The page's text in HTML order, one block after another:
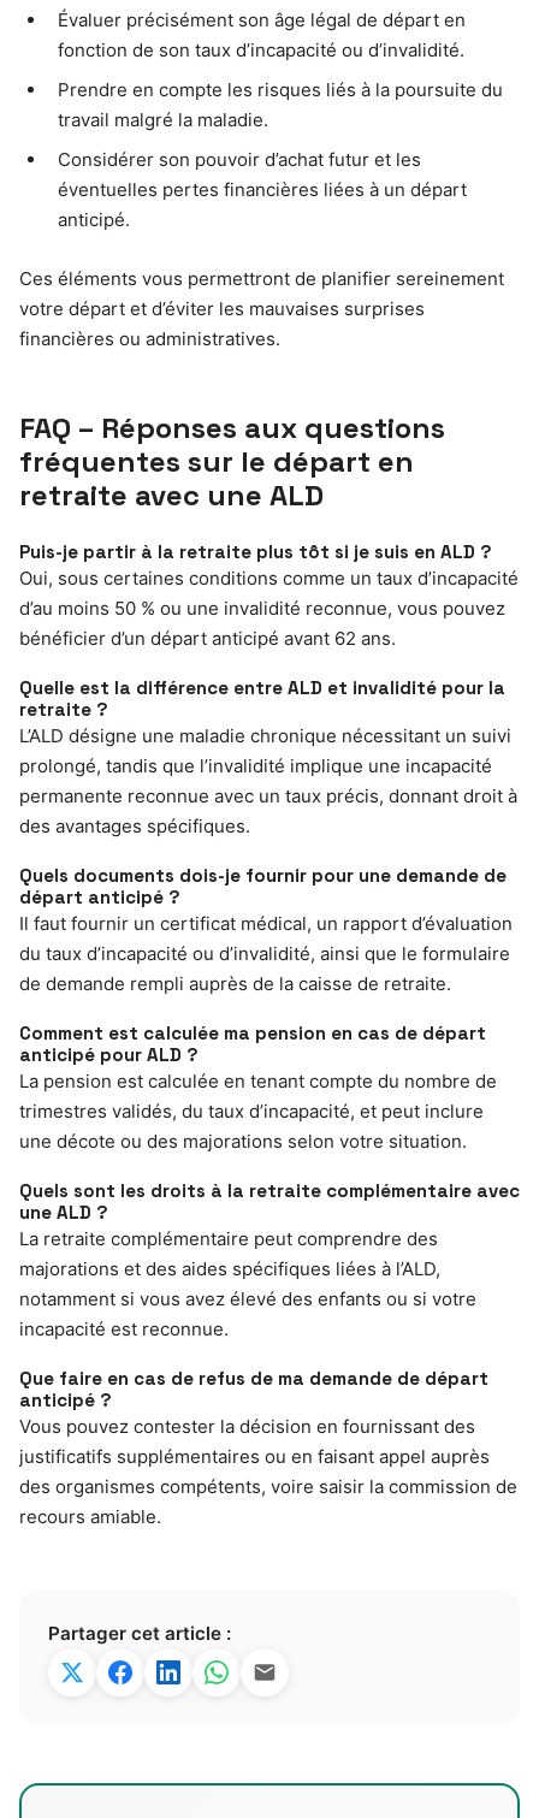
Évaluer précisément son âge légal de départ en
fonction de son taux d’incapacité ou d’invalidité.
Prendre en compte les risques liés à la poursuite du
travail malgré la maladie.
Considérer son pouvoir d’achat futur et les
éventuelles pertes financières liées à un départ
anticipé.
Ces éléments vous permettront de planifier sereinement
votre départ et d’éviter les mauvaises surprises
financières ou administratives.
FAQ – Réponses aux questions
fréquentes sur le départ en
retraite avec une ALD
Puis-je partir à la retraite plus tôt si je suis en ALD ?
Oui, sous certaines conditions comme un taux d’incapacité
d’au moins 50 % ou une invalidité reconnue, vous pouvez
bénéficier d’un départ anticipé avant 62 ans.
Quelle est la différence entre ALD et invalidité pour la
retraite ?
L’ALD désigne une maladie chronique nécessitant un suivi
prolongé, tandis que l’invalidité implique une incapacité
permanente reconnue avec un taux précis, donnant droit à
des avantages spécifiques.
Quels documents dois-je fournir pour une demande de
départ anticipé ?
Il faut fournir un certificat médical, un rapport d’évaluation
du taux d’incapacité ou d’invalidité, ainsi que le formulaire
de demande rempli auprès de la caisse de retraite.
Comment est calculée ma pension en cas de départ
anticipé pour ALD ?
La pension est calculée en tenant compte du nombre de
trimestres validés, du taux d’incapacité, et peut inclure
une décote ou des majorations selon votre situation.
Quels sont les droits à la retraite complémentaire avec
une ALD ?
La retraite complémentaire peut comprendre des
majorations et des aides spécifiques liées à l’ALD,
notamment si vous avez élevé des enfants ou si votre
incapacité est reconnue.
Que faire en cas de refus de ma demande de départ
anticipé ?
Vous pouvez contester la décision en fournissant des
justificatifs supplémentaires ou en faisant appel auprès
des organismes compétents, voire saisir la commission de
recours amiable.
Partager cet article :